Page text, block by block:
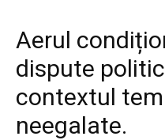
Aerul
dispute
contextul
neegalate.